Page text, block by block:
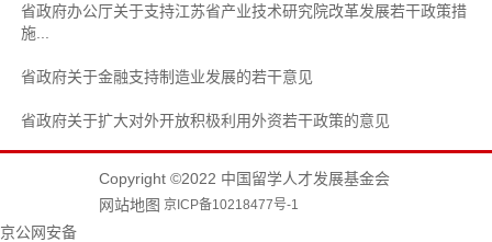
省政府办公厅关于支持江苏省产业技术研究院改革发展若干政策措
施...
省政府关于金融支持制造业发展的若干意见
省政府关于扩大对外开放积极利用外资若干政策的意见
Copyright ©2022 中国留学人才发展基金会
网站地图 京ICP备10218477号-1
京公网安备